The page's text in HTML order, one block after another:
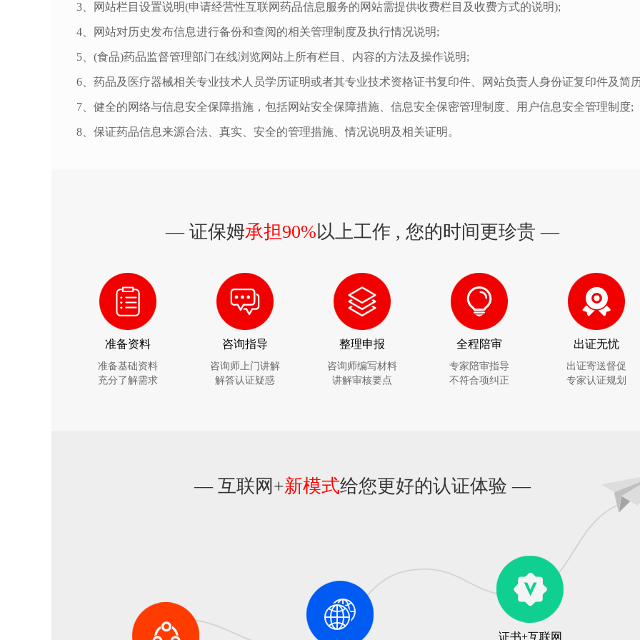
3、网站栏目设置说明(申请经营性互联网药品信息服务的网站需提供收费栏目及收费方式的说明);
4、网站对历史发布信息进行备份和查阅的相关管理制度及执行情况说明;
5、(食品)药品监督管理部门在线浏览网站上所有栏目、内容的方法及操作说明;
6、药品及医疗器械相关专业技术人员学历证明或者其专业技术资格证书复印件、网站负责人身份证复印件及简
7、健全的网络与信息安全保障措施，包括网站安全保障措施、信息安全保密管理制度、用户信息安全管理制度;
8、保证药品信息来源合法、真实、安全的管理措施、情况说明及相关证明。
— 证保姆承担90%以上工作 , 您的时间更珍贵 —
准备资料
准备基础资料
充分了解需求
咨询指导
咨询师上门讲解
解答认证疑惑
整理申报
咨询师编写材料
讲解审核要点
全程陪审
专家陪审指导
不符合项纠正
出证无忧
出证寄送督促
专家认证规划
— 互联网+新模式给您更好的认证体验 —
证书+互联网